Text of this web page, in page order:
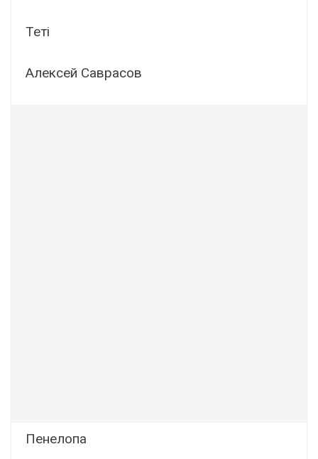
Теті
Алексей Саврасов
Пенелопа